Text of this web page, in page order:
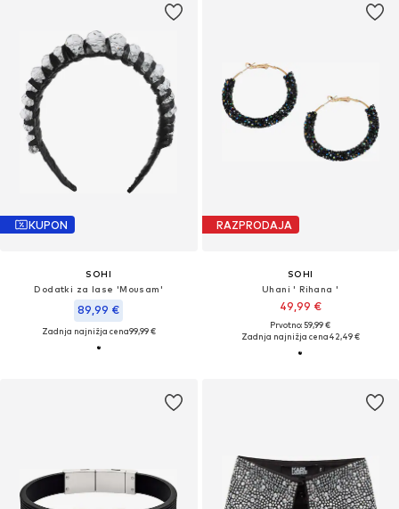
KUPON
SOHI
Dodatki za lase 'Mousam'
89,99 €
Zadnja najnižja cena99,99 €
RAZPRODAJA
SOHI
Uhani ' Rihana '
49,99 €
Prvotno: 59,99 €
Zadnja najnižja cena42,49 €